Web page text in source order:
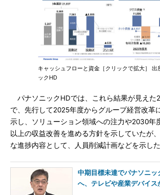
キャッシュフローと資金［クリックで拡大］ 出
ックHD
パナソニックHDでは、これら結果が見えた
で、先行して2025年度からグループ経営改革
示し、ソリューション領域への注力や2030年
以上の収益改善を進める方針を示していたが
な進捗内容として、人員削減計画などを示した
中期目標未達でパナソニッ
へ、テレビや産業デバイス